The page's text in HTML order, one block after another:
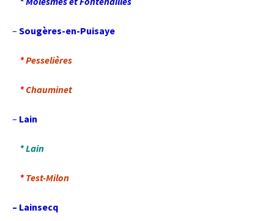
– Sougères-en-Puisaye
*Pesselières
*Chauminet
– Lain
* Lain
*Test-Milon
– Lainsecq